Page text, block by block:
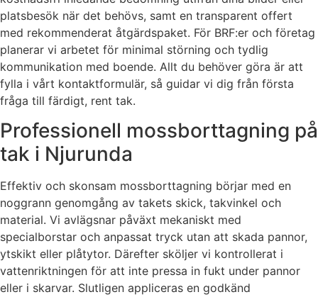
platsbesök när det behövs, samt en transparent offert
med rekommenderat åtgärdspaket. För BRF:er och företag
planerar vi arbetet för minimal störning och tydlig
kommunikation med boende. Allt du behöver göra är att
fylla i vårt kontaktformulär, så guidar vi dig från första
fråga till färdigt, rent tak.
Professionell mossborttagning på
tak i Njurunda
Effektiv och skonsam mossborttagning börjar med en
noggrann genomgång av takets skick, takvinkel och
material. Vi avlägsnar påväxt mekaniskt med
specialborstar och anpassat tryck utan att skada pannor,
ytskikt eller plåtytor. Därefter sköljer vi kontrollerat i
vattenriktningen för att inte pressa in fukt under pannor
eller i skarvar. Slutligen appliceras en godkänd